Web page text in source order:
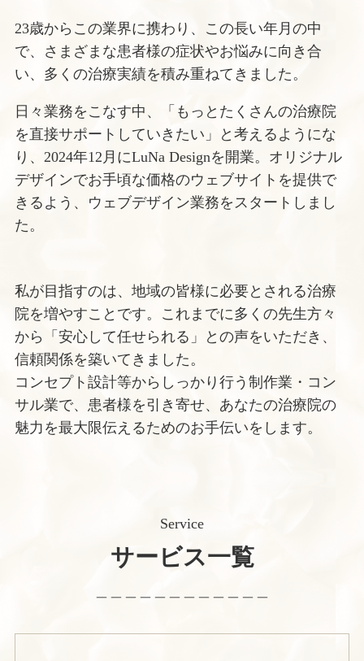
23歳からこの業界に携わり、この長い年月の中
で、さまざまな患者様の症状やお悩みに向き合
い、多くの治療実績を積み重ねてきました。
日々業務をこなす中、「もっとたくさんの治療院
を直接サポートしていきたい」と考えるようにな
り、2024年12月にLuNa Designを開業。オリジナル
デザインでお手頃な価格のウェブサイトを提供で
きるよう、ウェブデザイン業務をスタートしまし
た。
私が目指すのは、地域の皆様に必要とされる治療
院を増やすことです。これまでに多くの先生方々
から「安心して任せられる」との声をいただき、
信頼関係を築いてきました。
コンセプト設計等からしっかり行う制作業・コン
サル業で、患者様を引き寄せ、あなたの治療院の
魅力を最大限伝えるためのお手伝いをします。
Service
サービス一覧